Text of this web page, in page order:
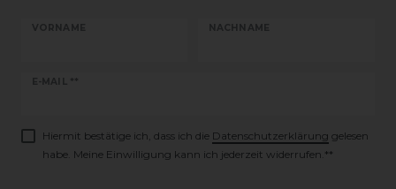
VORNAME NACHNAME
E-MAIL **
Newsletter
Hiermit bestätige ich, dass ich die Daten­schutz­erklärung gelesen
habe. Meine Einwilligung kann ich jederzeit widerrufen.**